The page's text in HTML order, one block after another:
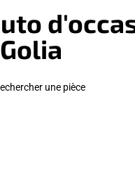
une pièce